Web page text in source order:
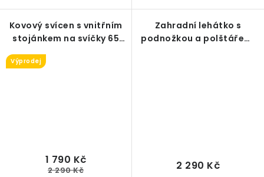
Kovový svícen s vnitřním
stojánkem na svíčky 65
Výprodej
1 790 Kč
2 290 Kč
Zahradní lehátko s
podnožkou a polštářem,
2 290 Kč